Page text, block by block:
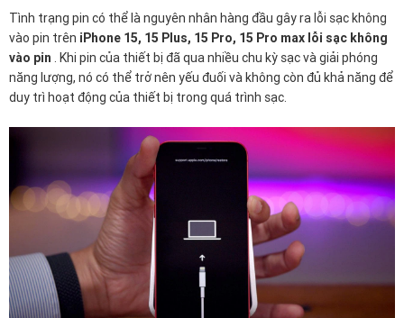
Tình trạng pin có thể là nguyên nhân hàng đầu gây ra lỗi sạc không
vào pin trên iPhone 15, 15 Plus, 15 Pro, 15 Pro max lỗi sạc không
vào pin . Khi pin của thiết bị đã qua nhiều chu kỳ sạc và giải phóng
năng lượng, nó có thể trở nên yếu đuối và không còn đủ khả năng để
duy trì hoạt động của thiết bị trong quá trình sạc.